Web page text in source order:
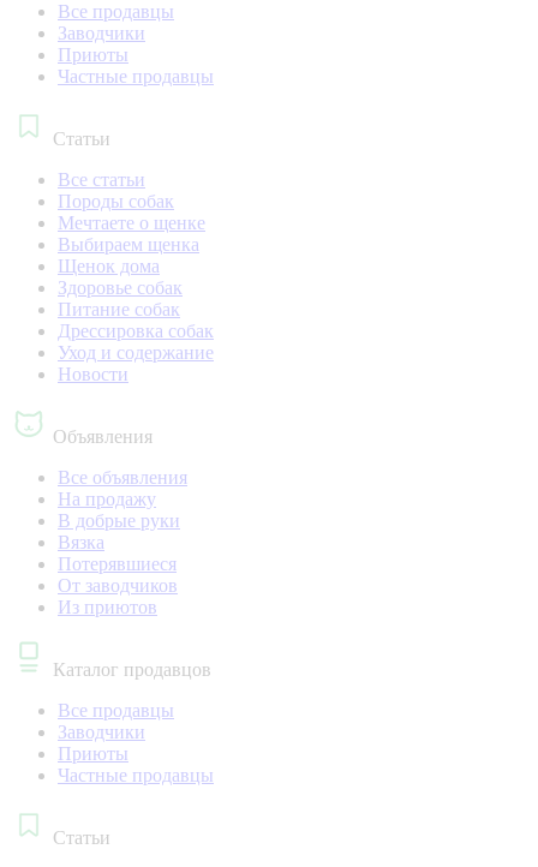
Все продавцы
Заводчики
Приюты
Частные продавцы
Статьи
Все статьи
Породы собак
Мечтаете о щенке
Выбираем щенка
Щенок дома
Здоровье собак
Питание собак
Дрессировка собак
Уход и содержание
Новости
Объявления
Все объявления
На продажу
В добрые руки
Вязка
Потерявшиеся
От заводчиков
Из приютов
Каталог продавцов
Все продавцы
Заводчики
Приюты
Частные продавцы
Статьи